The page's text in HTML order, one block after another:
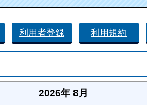
利用者登録 利用規約
2026年 8月